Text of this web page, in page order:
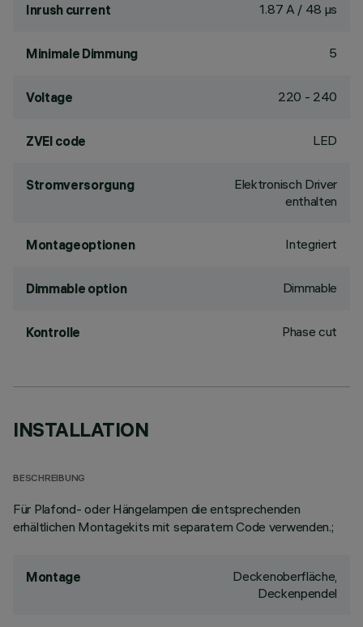
Inrush current 1.87 A / 48 µs
Minimale Dimmung 5
Voltage 220 - 240
ZVEI code LED
Stromversorgung
Elektronisch Driver
enthalten
Montageoptionen Integriert
Dimmable option Dimmable
Kontrolle Phase cut
INSTALLATION
BESCHREIBUNG
Für Plafond- oder Hängelampen die entsprechenden
erhältlichen Montagekits mit separatem Code verwenden.;
Montage
Deckenoberfläche,
Deckenpendel